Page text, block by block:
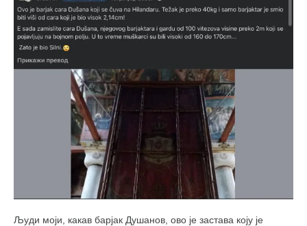
Људи моји, какав барјак Душанов, ово је застава коју је